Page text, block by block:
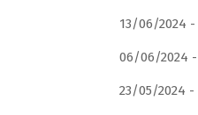
13/06/2024 -
06/06/2024 -
23/05/2024 -